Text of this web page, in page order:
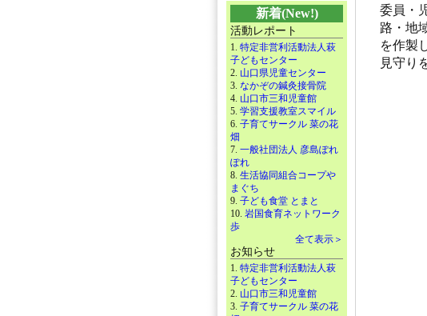
新着(New!)
活動レポート
1. 特定非営利活動法人萩
子どもセンター
2. 山口県児童センター
3. なかぞの鍼灸接骨院
4. 山口市三和児童館
5. 学習支援教室スマイル
6. 子育てサークル 菜の花
畑
7. 一般社団法人 彦島ぽれ
ぽれ
8. 生活協同組合コープや
まぐち
9. 子ども食堂 とまと
10. 岩国食育ネットワーク
歩
全て表示＞
お知らせ
1. 特定非営利活動法人萩
子どもセンター
2. 山口市三和児童館
3. 子育てサークル 菜の花
委員・
路・地
を作製
見守り